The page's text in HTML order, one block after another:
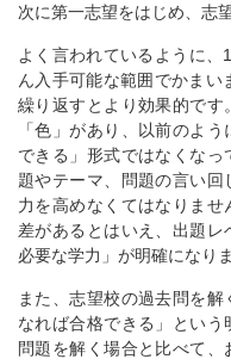
次に第一志望をはじめ、志
よく言われているように
ん入手可能な範囲でかまい
繰り返すとより効果的で
「色」があり、以前のよ
できる」形式ではなくな
題やテーマ、問題の言い
力を高めなくてはなりま
差があるとはいえ、出題
必要な学力」が明確になりま
また、志望校の過去問を
なれば合格できる」とい
問題を解く場合と比べて